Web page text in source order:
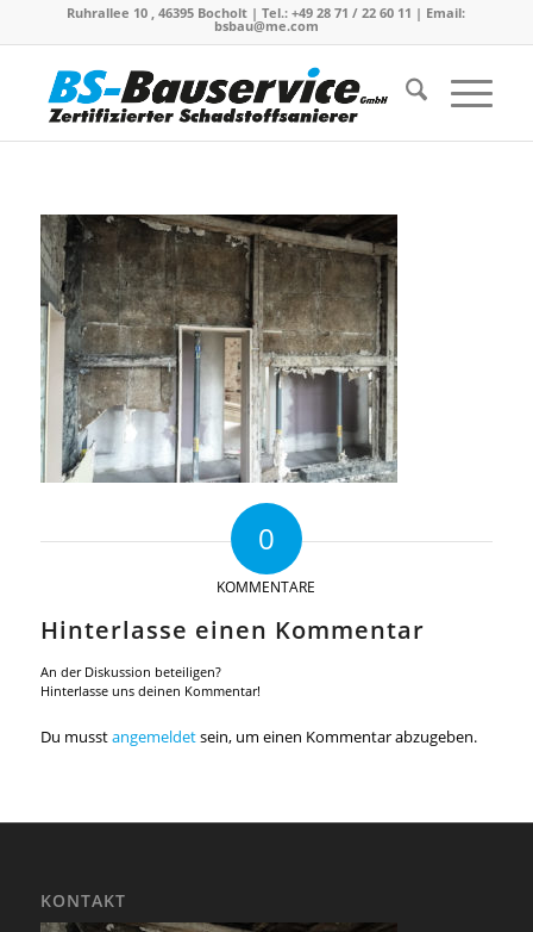
Ruhrallee 10 , 46395 Bocholt | Tel.: +49 28 71 / 22 60 11 | Email:
bsbau@me.com
0
KOMMENTARE
Hinterlasse einen Kommentar
An der Diskussion beteiligen?
Hinterlasse uns deinen Kommentar!
Du musstangemeldetsein, um einen Kommentar abzugeben.
KONTAKT